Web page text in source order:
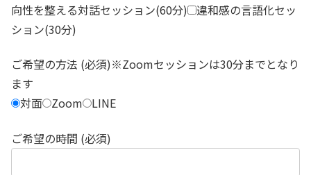
向性を整える対話セッション(60分) 違和感の言語化セッ
ション(30分)
ご希望の方法 (必須)※Zoomセッションは30分までとなり
ます
対面 Zoom LINE
ご希望の時間 (必須)